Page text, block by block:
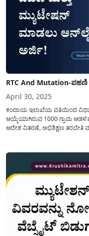
RTC And Mutation-
April 30, 2025
ಕಂದಾಯ ಇಲಾಖೆಯ ವತಿಯಿಂದ
ಆಯ್ಕೆಯಾಗಿರುವ 1000 ಗ್ರಾಮ
ಆದೇಶ ವಿತರಣೆ, ಅಭಿಶಿಕ್ಷಣ ತರಬೇತಿ